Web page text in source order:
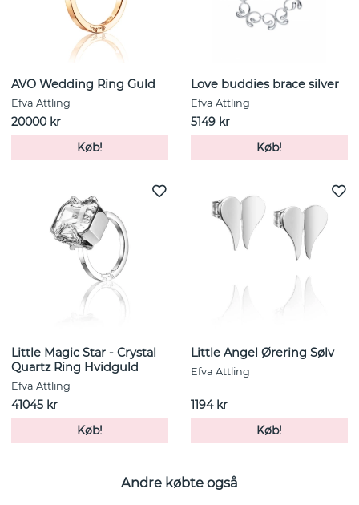
AVO Wedding Ring Guld
Efva Attling
20000 kr
Køb!
Love buddies brace silver
Efva Attling
5149 kr
Køb!
Little Magic Star - Crystal
Quartz Ring Hvidguld
Efva Attling
41045 kr
Køb!
Little Angel Ørering Sølv
Efva Attling
1194 kr
Køb!
Andre købte også